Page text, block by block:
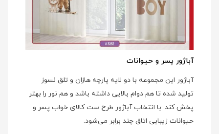
آباژور پسر و حیوانات
آباژور این مجموعه با دو لایه پارچه هازان و تلق نسوز
تولید شده تا هم دوام بالایی داشته باشد و هم نور را بهتر
پخش کند. با انتخاب آباژور طرح ست کالای خواب پسر و
حیوانات زیبایی اتاق چند برابر می‌شود.